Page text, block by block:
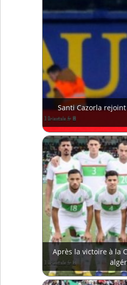
Santi Cazorla
Après la victoire à la